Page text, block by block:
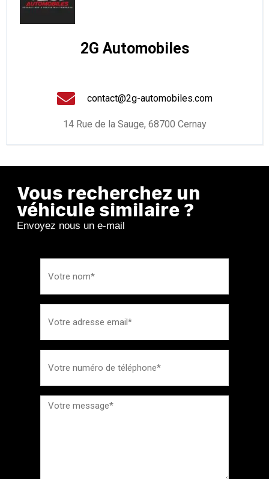
2G Automobiles
contact@2g-automobiles.com
14 Rue de la Sauge, 68700 Cernay
Vous recherchez un
véhicule similaire ?
Envoyez nous un e-mail